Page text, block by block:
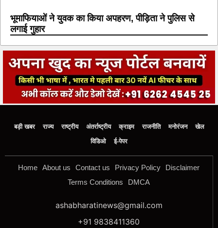
भूमाफियाओं ने युवक का किया अपहरण, पीड़िता ने पुलिस से
लगाई गुहार
बड़ी खबर राज्य राष्ट्रीय अंतर्राष्ट्रीय क्राइम राजनीति मनोरंजन
खेल
विडिओ
ई-पेपर
Home About us Contact us Privacy Policy
Disclaimer
Terms Conditions
DMCA
ashabharatinews@gmail.com
+91 9838411360